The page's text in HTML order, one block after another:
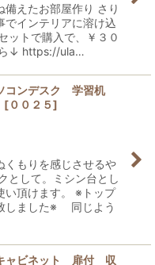
えたお部屋作り さり
でインテリアに溶け込
ットで購入で、￥３０
ら↓ https://ula…
コンデスク 学習机
[００２５]
くもりを感じさせるや
として。ミシン台とし
い頂けます。 ※トップ
しました※ 同じよう
ャビネット 扉付 収